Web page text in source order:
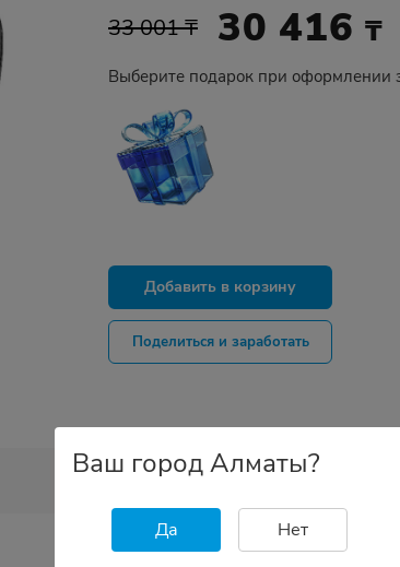
33 001 ₸ 30 416₸
Выберите подарок при оформлении
Добавить в корзину
Поделиться и заработать
Ваш город Алматы?
Да Нет